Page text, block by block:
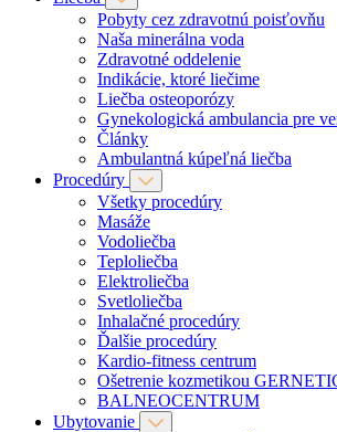
Pobyty cez zdravotnú poisťovňu
Naša minerálna voda
Zdravotné oddelenie
Indikácie, ktoré liečime
Liečba osteoporózy
Gynekologická ambulancia pre
Články
Ambulantná kúpeľná liečba
Procedúry
Všetky procedúry
Masáže
Vodoliečba
Teploliečba
Elektroliečba
Svetloliečba
Inhalačné procedúry
Ďalšie procedúry
Kardio-fitness centrum
Ošetrenie kozmetikou
BALNEOCENTRUM
Ubytovanie